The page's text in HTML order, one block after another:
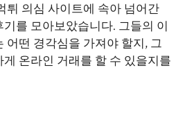
튀 의심 사이트에 속아 넘어간
를 모아보았습니다. 그들의 이
어떤 경각심을 가져야 할지, 그
온라인 거래를 할 수 있을지를